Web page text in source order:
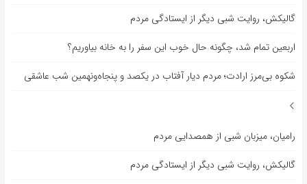
گالیکش، روایت شبی دیگر از ایستادگی مردم
اربعین تمام شد، چگونه حال خوب این سفر را به خانه بیاوریم؟
شکوه بی‌مرز ارادت؛ مردم دیار آفتاب در یکصد و پنجاه‌ونهمین شب عاشقی
رامیان، میزبان شبی از همصدایی مردم
گالیکش، روایت شبی دیگر از ایستادگی مردم